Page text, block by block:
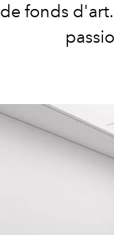
de fonds